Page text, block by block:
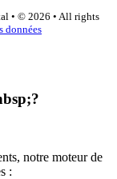
• © 2026 • All rights
données
notre moteur de
: